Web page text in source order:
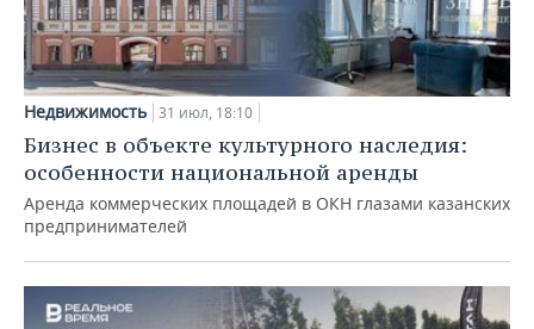
Недвижимость 31 июл, 18:10
Бизнес в объекте культурного наследия:
особенности национальной аренды
Аренда коммерческих площадей в ОКН глазами казанских
предпринимателей